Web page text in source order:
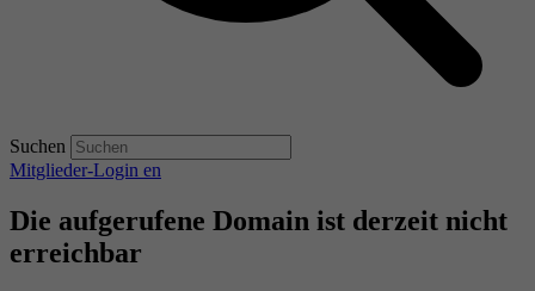
Suchen
Mitglieder-Login en
Die aufgerufene Domain ist derzeit nicht
erreichbar